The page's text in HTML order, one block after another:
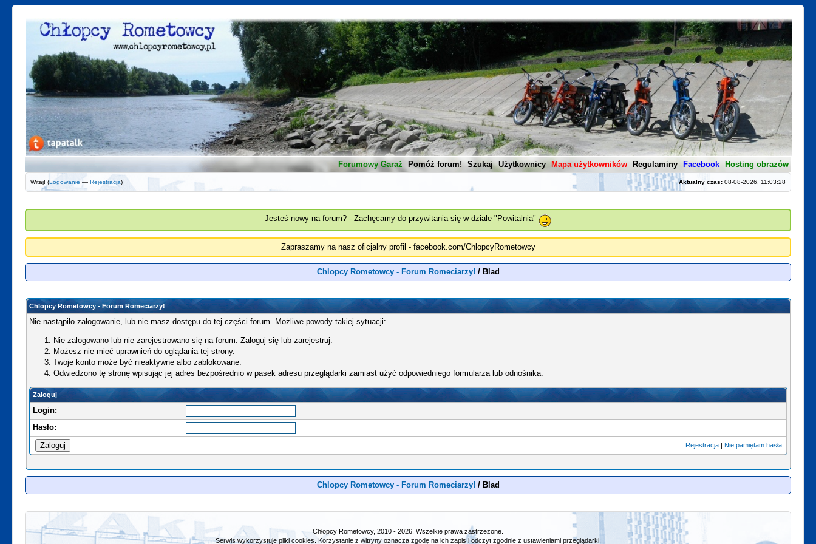
Forumowy Garaż Pomóż forum! Szukaj Użytkownicy Mapa użytkowników Regulaminy Facebook Hosting obrazów
Aktualny czas:08-08-2026, 11:03:28
Witaj! (Logowanie —Rejestracja)
Jesteś nowy na forum? - Zachęcamy do przywitania się w dziale "Powitalnia"
Zapraszamy na nasz oficjalny profil - facebook.com/ChlopcyRometowcy
Chlopcy Rometowcy - Forum Romeciarzy! / Blad
Chlopcy Rometowcy - Forum Romeciarzy!
Nie nastąpiło zalogowanie, lub nie masz dostępu do tej części forum. Możliwe powody takiej sytuacji:
Nie zalogowano lub nie zarejestrowano się na forum. Zaloguj się lub zarejestruj.
Możesz nie mieć uprawnień do oglądania tej strony.
Twoje konto może być nieaktywne albo zablokowane.
Odwiedzono tę stronę wpisując jej adres bezpośrednio w pasek adresu przeglądarki zamiast użyć odpowiedniego formularza lub odnośnika.
Zaloguj
Login:
Hasło:
Rejestracja| Nie pamiętam hasła
Chlopcy Rometowcy - Forum Romeciarzy! / Blad
Chłopcy Rometowcy, 2010 - 2026. Wszelkie prawa zastrzeżone.
Serwis wykorzystuje pliki cookies. Korzystanie z witryny oznacza zgodę na ich zapis i odczyt zgodnie z ustawieniami przeglądarki.